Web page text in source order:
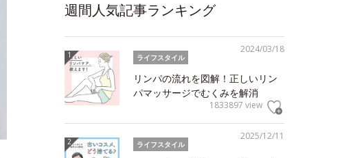
週間人気記事ランキング
2024/03/18
ライフスタイル
リンパの流れを図解！正しいリン
パマッサージでむくみを解消
1833897 view
2025/12/11
ライフスタイル